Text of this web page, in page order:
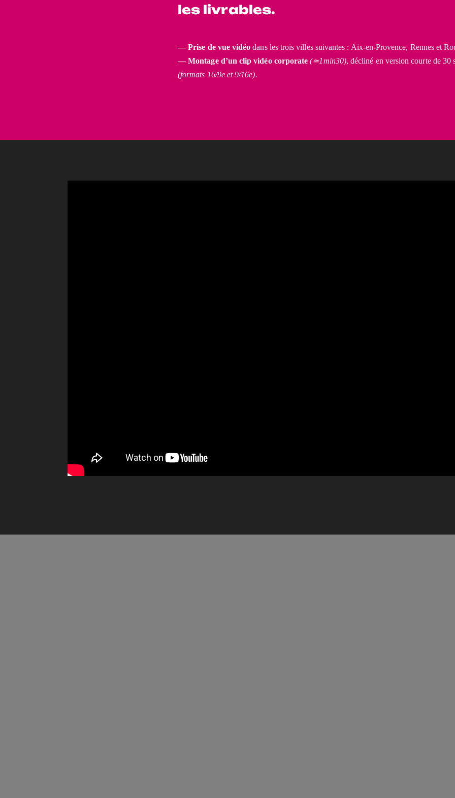
les livrables.
― Prise de vue vidéo dans les trois villes suivantes : Aix-en-Provence, Rennes et
― Montage d’un clip vidéo corporate (≃1min30), décliné en version courte de 30
(formats 16/9e et 9/16e).